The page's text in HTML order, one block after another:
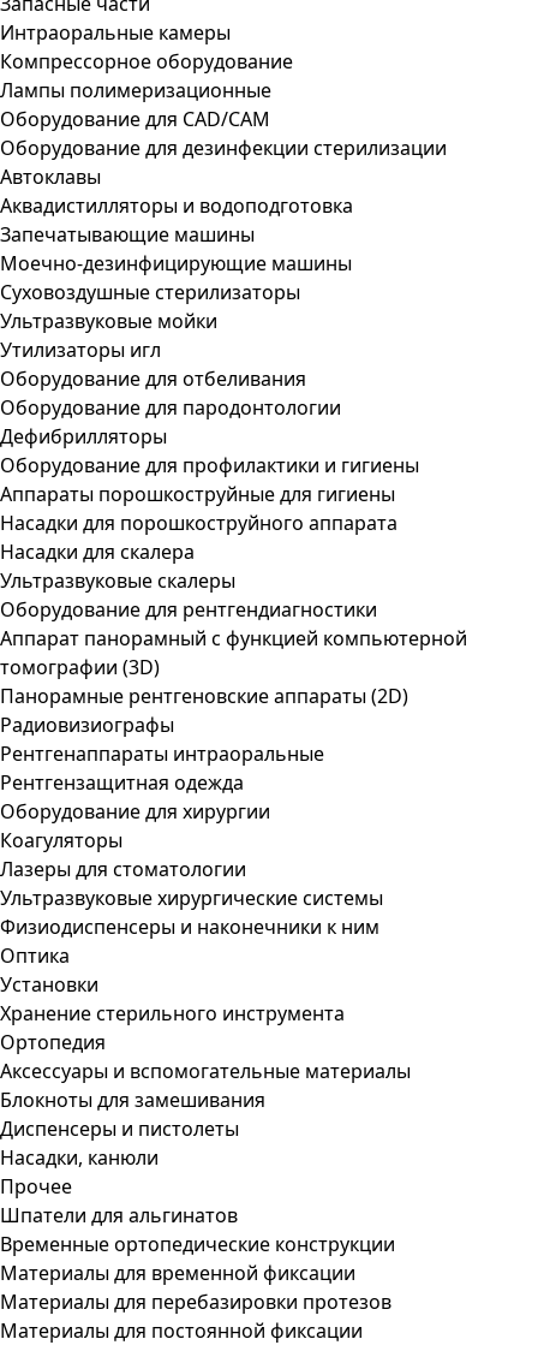
Интраоральные камеры
Компрессорное оборудование
Лампы полимеризационные
Оборудование для CAD/CAM
Оборудование для дезинфекции стерилизации
Автоклавы
Аквадистилляторы и водоподготовка
Запечатывающие машины
Моечно-дезинфицирующие машины
Суховоздушные стерилизаторы
Ультразвуковые мойки
Утилизаторы игл
Оборудование для отбеливания
Оборудование для пародонтологии
Дефибрилляторы
Оборудование для профилактики и гигиены
Аппараты порошкоструйные для гигиены
Насадки для порошкоструйного аппарата
Насадки для скалера
Ультразвуковые скалеры
Оборудование для рентгендиагностики
Аппарат панорамный с функцией компьютерной
томографии (3D)
Панорамные рентгеновские аппараты (2D)
Радиовизиографы
Рентгенаппараты интраоральные
Рентгензащитная одежда
Оборудование для хирургии
Коагуляторы
Лазеры для стоматологии
Ультразвуковые хирургические системы
Физиодиспенсеры и наконечники к ним
Оптика
Установки
Хранение стерильного инструмента
Ортопедия
Аксессуары и вспомогательные материалы
Блокноты для замешивания
Диспенсеры и пистолеты
Насадки, канюли
Прочее
Шпатели для альгинатов
Временные ортопедические конструкции
Материалы для временной фиксации
Материалы для перебазировки протезов
Материалы для постоянной фиксации